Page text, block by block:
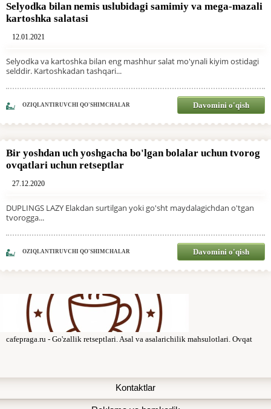
Selyodka bilan nemis uslubidagi samimiy va mega-mazali
kartoshka salatasi
12.01.2021
Selyodka va kartoshka bilan eng mashhur salat mo'ynali kiyim ostidagi
selddir. Kartoshkadan tashqari...
OZIQLANTIRUVCHI QO'SHIMCHALAR Davomini o'qish
Bir yoshdan uch yoshgacha bo'lgan bolalar uchun tvorog
ovqatlari uchun retseptlar
27.12.2020
DUPLINGS LAZY Elakdan surtilgan yoki go'sht maydalagichdan o'tgan
tvorogga...
OZIQLANTIRUVCHI QO'SHIMCHALAR Davomini o'qish
cafepraga.ru - Go'zallik retseptlari. Asal va asalarichilik mahsulotlari. Ovqat
Kontaktlar